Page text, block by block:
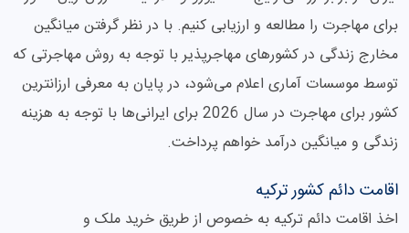
برای مهاجرت را مطالعه و ارزیابی کنیم. با در نظر گرفتن میانگین
مخارج زندگی در کشورهای مهاجرپذیر با توجه به روش مهاجرتی که
توسط موسسات آماری اعلام می‌شود، در پایان به معرفی ارزانترین
کشور برای مهاجرت در سال 2026 برای ایرانی‌ها با توجه به هزینه
زندگی و میانگین درآمد خواهم پرداخت.
اقامت دائم کشور ترکیه
اخذ اقامت دائم ترکیه به خصوص از طریق خرید ملک و